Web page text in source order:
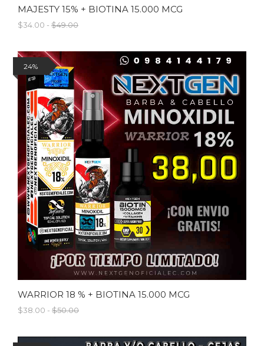
MAJESTY 15% + BIOTINA 15.000 MCG
$34.00 - $49.00
24%
WARRIOR 18 % + BIOTINA 15.000 MCG
$38.00 - $50.00